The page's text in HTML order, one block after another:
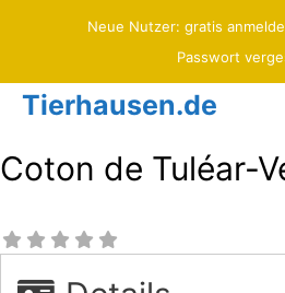
Neue Nutzer: gratis
Passwort
Tierhausen.de
Coton de Tuléar-